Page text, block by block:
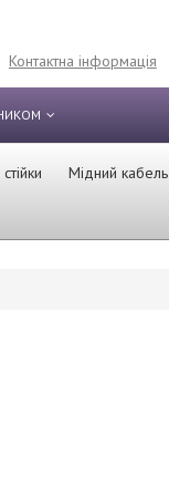
Контактна інформація
Мідний кабель